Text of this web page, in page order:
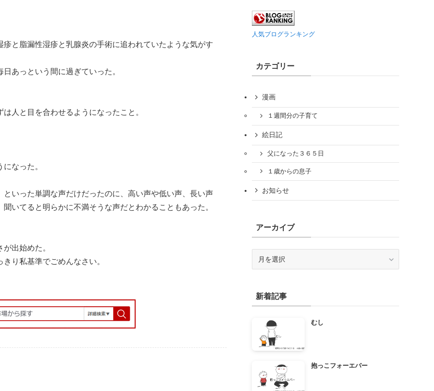
と脂漏性湿疹と乳腺炎の手術に追われていたような気がす
あっという間に過ぎていった。
人と目を合わせるようになったこと。
なった。
いった単調な声だけだったのに、高い声や低い声、長い声
いてると明らかに不満そうな声だとわかることもあった。
出始めた。
り私基準でごめんなさい。
人気ブログランキング
カテゴリー
漫画
１週間分の子育て
絵日記
父になった３６５日
１歳からの息子
お知らせ
アーカイブ
ブ新着記事
むし
抱っこフォーエバー